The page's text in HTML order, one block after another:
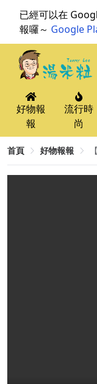
已經可以在
報囉～ Google
好物報
報
流行時
尚
首頁 好物報報